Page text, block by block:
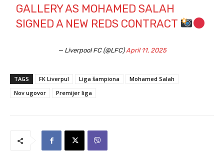
GALLERY AS MOHAMED SALAH
SIGNED A NEW REDS CONTRACT
— Liverpool FC (@LFC)April 11, 2025
TAGS FK Liverpul Liga šampiona
Mohamed Salah
Nov ugovor
Premijer liga